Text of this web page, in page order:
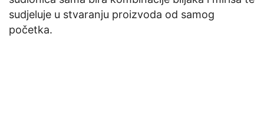
sudjeluje u stvaranju proizvoda od samog
početka.